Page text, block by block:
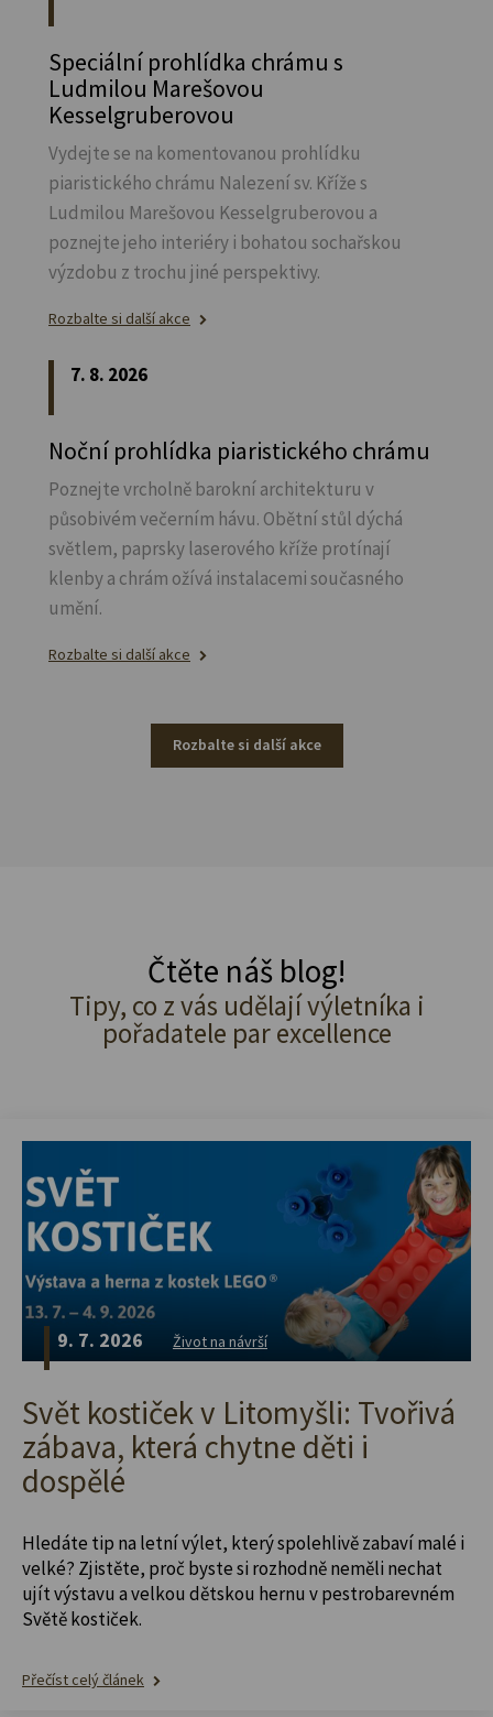
Speciální prohlídka chrámu s
Ludmilou Marešovou
Kesselgruberovou
Vydejte se na komentovanou prohlídku
piaristického chrámu Nalezení sv. Kříže s
Ludmilou Marešovou Kesselgruberovou a
poznejte jeho interiéry i bohatou sochařskou
výzdobu z trochu jiné perspektivy.
Rozbalte si další akce
7. 8. 2026
Noční prohlídka piaristického chrámu
Poznejte vrcholně barokní architekturu v
působivém večerním hávu. Obětní stůl dýchá
světlem, paprsky laserového kříže protínají
klenby a chrám ožívá instalacemi současného
umění.
Rozbalte si další akce
Rozbalte si další akce
Čtěte náš blog!
Tipy, co z vás udělají výletníka i
pořadatele par excellence
9. 7. 2026 Život na návrší
Svět kostiček v Litomyšli: Tvořivá
zábava, která chytne děti i
dospělé
Hledáte tip na letní výlet, který spolehlivě zabaví malé i
velké? Zjistěte, proč byste si rozhodně neměli nechat
ujít výstavu a velkou dětskou hernu v pestrobarevném
Světě kostiček.
Přečíst celý článek